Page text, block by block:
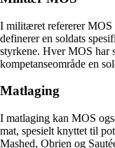
I militæret refererer
definerer en soldats
styrkene. Hver MOS har
kompetanseområde en
Matlaging
I matlaging kan MOS
mat, spesielt knyttet til
Mashed, Obrien og